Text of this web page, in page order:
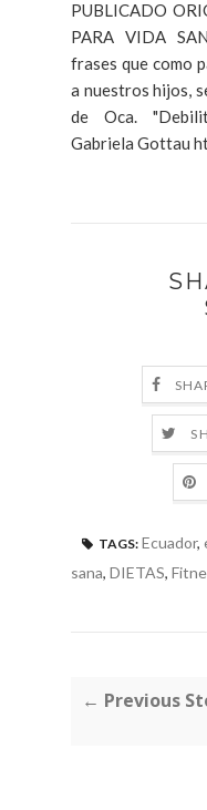
PUBLICADO
PARA VIDA
frases que como
a nuestros hijos,
de Oca.
Gabriela Gottau
TAGS: Ecuador,
sana, DIETAS,
← Previous